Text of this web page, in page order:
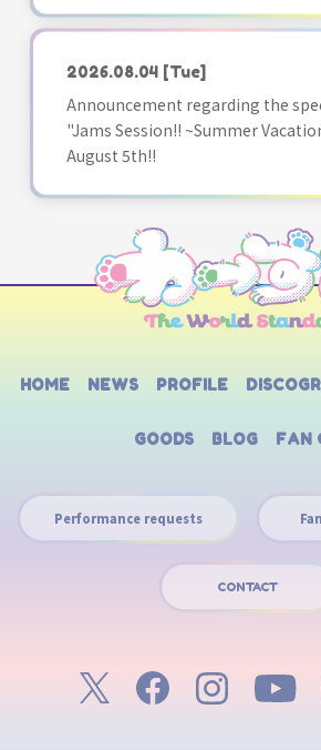
2026.08.04 [Tue]
Announcement regarding the
"Jams Session!! ~Summer
August 5th!!
HOME NEWS PROFILE
GOODS BLOG FAN
Performance requests
CONTACT